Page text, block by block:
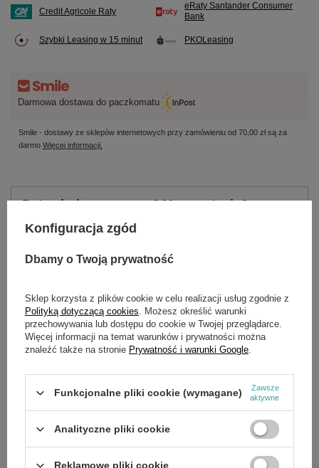
Credit Agricole Raty
eRaty Santander Consumer
Bank
Szybki Leasing w 15 minut PKOLeasing
Darmowa dostawa do paczkomatu
Smile - dostawy ze sklepów internetowych przy zamówieniu od 70,00 złsą za
darmo Więcej informacji.
Potrzebujesz pomocy? Masz pytania?
Zadaj pytanie a my odpowiemy niezwłocznie,
najciekawsze pytania i odpowiedzi publikując
OPIS
CECHY
Do 3x dłuższy czas pracy, o 20% większa siła, do 2X więcej
ładowań w porównaniu do innych technologii litowo-jonowych i
/ lub poprzednich akumulatorówi Milwaukee®. Wynik zależy od
napięcia, maszyny i zastosowania
Inteligentna elektronika Milwaukee® REDLINK™
Indywidualne monitorowanie ogniw - zapewnia optymalne
Konfiguracja zgód
Dbamy o Twoją prywatność
Sklep korzysta z plików cookie w celu realizacji usług zgodnie z
Polityką dotyczącą cookies . Możesz określić warunki
przechowywania lub dostępu do cookie w Twojej przeglądarce.
Więcej informacji na temat warunków i prywatności można
znaleźć także na stronie Prywatność i warunki Google
Funkcjonalne pliki cookie (wymagane)
Zawsze
aktywne
Analityczne pliki cookie
Reklamowe pliki cookie